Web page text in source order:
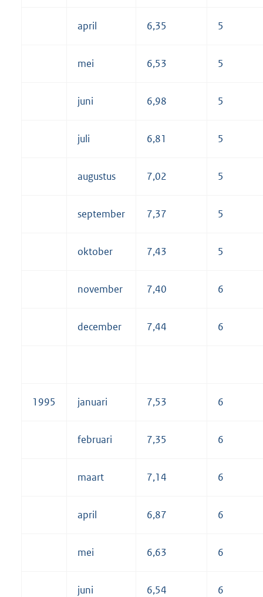
april 6,35 5
mei 6,53 5
juni 6,98 5
juli 6,81 5
augustus 7,02 5
september 7,37 5
oktober 7,43 5
november 7,40 6
december 7,44 6
1995 januari 7,53 6
februari 7,35 6
maart 7,14 6
april 6,87 6
mei 6,63 6
juni 6,54 6